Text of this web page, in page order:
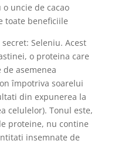
uncie de cacao
toate beneficiile
Seleniu. Acest
o proteina care
asemenea
împotriva soarelui
din expunerea la
celulelor). Tonul este,
proteine, nu contine
insemnate de